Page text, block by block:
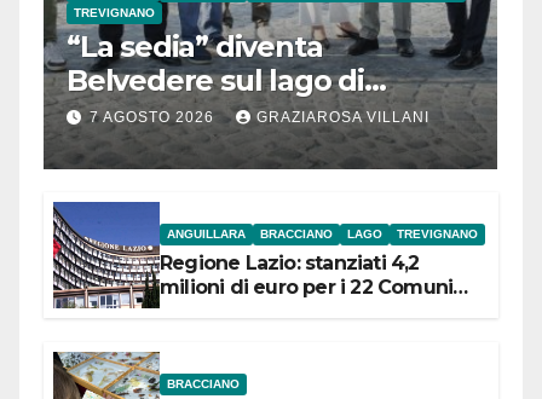
TREVIGNANO
“La sedia” diventa
Belvedere sul lago di
Bracciano: ieri
l’inaugurazione
7 AGOSTO 2026 GRAZIAROSA VILLANI
ANGUILLARA BRACCIANO LAGO TREVIGNANO
Regione Lazio: stanziati 4,2
milioni di euro per i 22 Comuni
BRACCIANO